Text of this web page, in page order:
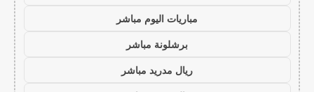
مباريات اليوم مباشر
برشلونة مباشر
ريال مدريد مباشر